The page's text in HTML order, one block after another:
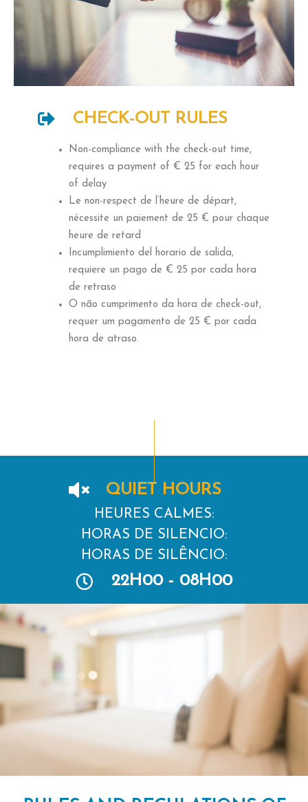
CHECK-OUT RULES
Non-compliance with the check-out time,
requires a payment of € 25 for each hour
of delay
Le non-respect de l’heure de départ,
nécessite un paiement de 25 € pour chaque
heure de retard
Incumplimiento del horario de salida,
requiere un pago de € 25 por cada hora
de retraso
O não cumprimento da hora de check-out,
requer um pagamento de 25 € por cada
hora de atraso.
QUIET HOURS
HEURES CALMES:
HORAS DE SILENCIO:
HORAS DE SILÊNCIO:
22H00 - 08H00